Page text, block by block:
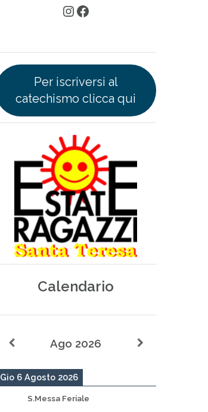
Per iscriversi al
catechismo clicca qui
Calendario
Ago 2026
Gio 6 Agosto 2026
S.Messa Feriale